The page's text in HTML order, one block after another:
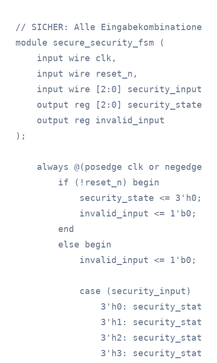
// SICHER: Alle Eingabekombinationen
module secure_security_fsm (
    input wire clk,
    input wire reset_n,
    input wire [2:0] security_input,
    output reg [2:0] security_state,
    output reg invalid_input
);
always @(posedge clk or negedge
        if (!reset_n) begin
            security_state <= 3'h0;
            invalid_input <= 1'b0;
        end
        else begin
            invalid_input <= 1'b0;
            case (security_input)
3'h0: security_state
3'h1: security_state
3'h2: security_state
3'h3: security_state